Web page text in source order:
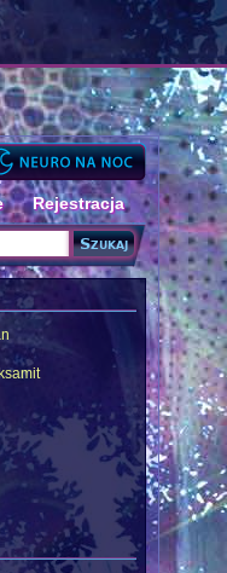
Rejestracja
wyszukiwania